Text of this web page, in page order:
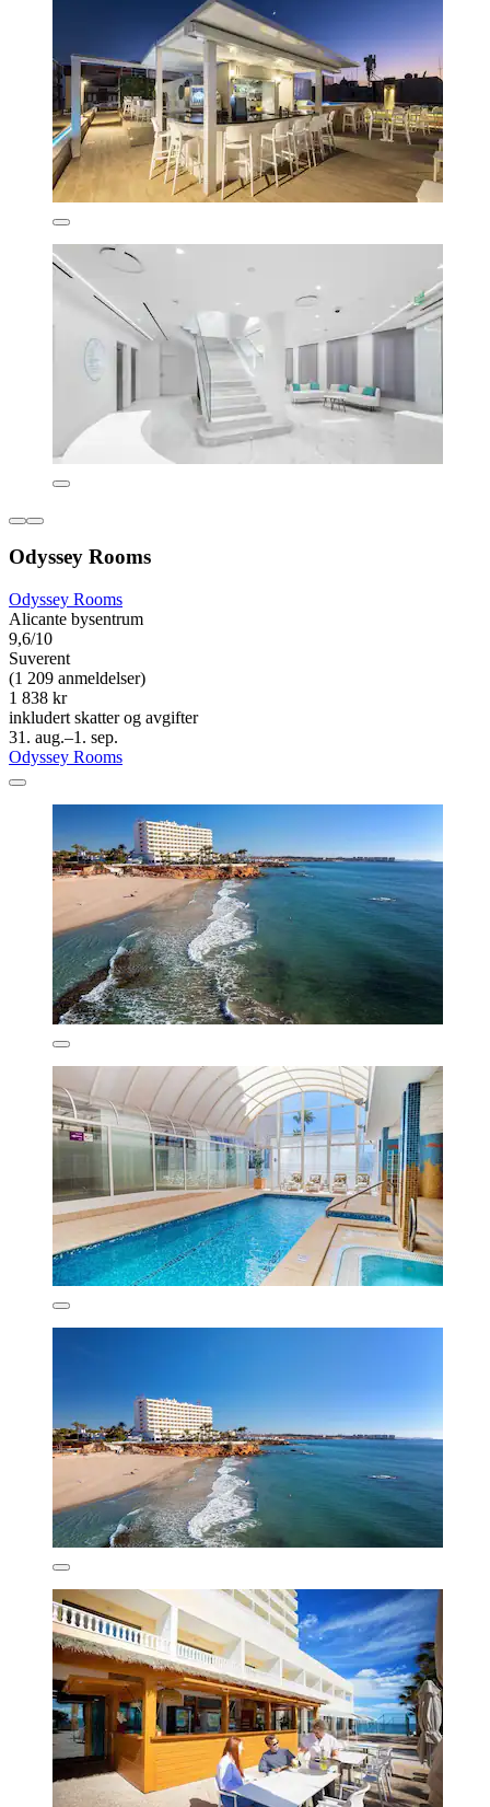
Odyssey Rooms
Odyssey Rooms
Alicante bysentrum
9,6/10
Suverent
(1 209 anmeldelser)
1 838 kr
inkludert skatter og avgifter
31. aug.–1. sep.
Odyssey Rooms